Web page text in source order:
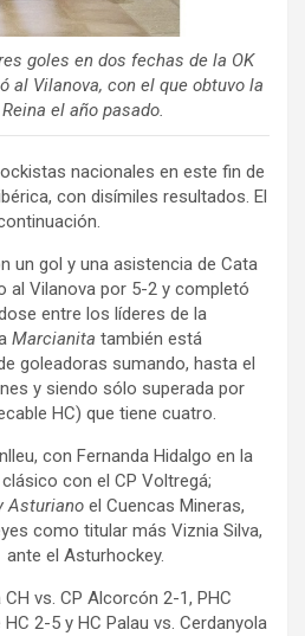
goles en dos fechas de la OK
al Vilanova, con el que obtuvo la
el año pasado.
nacionales en este fin de
con disímiles resultados. El
un gol y una asistencia de Cata
al Vilanova por 5-2 y completó
entre los líderes de la
Marcianita también está
goleadoras sumando, hasta el
y siendo sólo superada por
HC) que tiene cuatro.
con Fernanda Hidalgo en la
con el CP Voltregá;
Asturiano el Cuencas Mineras,
como titular más Viznia Silva,
el Asturhockey.
vs. CP Alcorcón 2-1, PHC
2-5 y HC Palau vs. Cerdanyola